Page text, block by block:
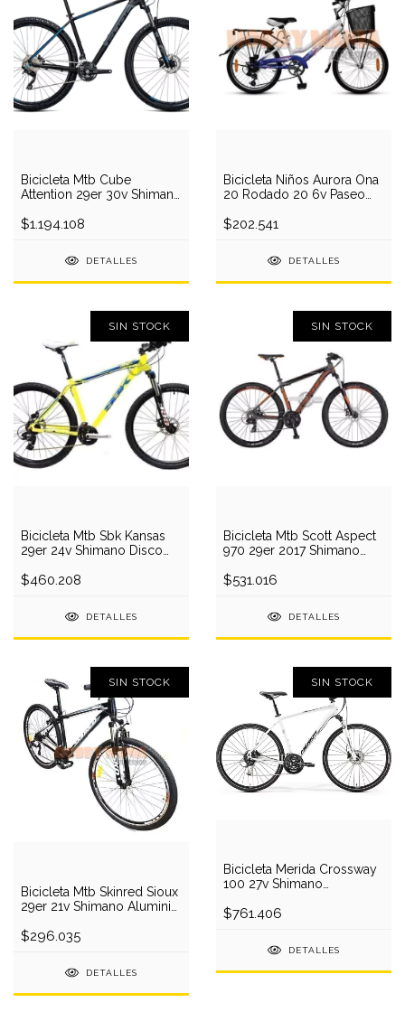
Bicicleta Mtb Cube
Attention 29er 30v Shimano
$1.194.108
DETALLES
Bicicleta Niños Aurora Ona
20 Rodado 20 6v Paseo
$202.541
DETALLES
SIN STOCK
Bicicleta Mtb Sbk Kansas
29er 24v Shimano Disco
$460.208
DETALLES
SIN STOCK
Bicicleta Mtb Scott Aspect
970 29er 2017 Shimano
$531.016
DETALLES
SIN STOCK
Bicicleta Mtb Skinred Sioux
29er 21v Shimano Aluminio
$296.035
DETALLES
SIN STOCK
Bicicleta Merida Crossway
100 27v Shimano
$761.406
DETALLES